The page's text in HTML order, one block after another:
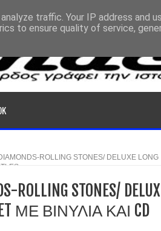
ROLLING STONES/ DELUXE LONG
STONES/
SET ΜΕ ΒΙΝΥΛΙΑ ΚΑΙ CD
traffic. Your IP address and
to ensure quality of service,